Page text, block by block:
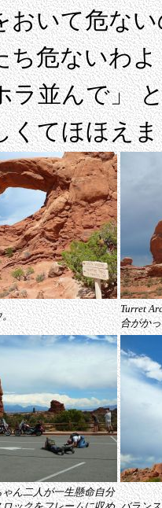
おいて危な
ち危ないわ
ラ並んで」
くてほほえ
。
Turret
合がか
ん二人が一生懸命自分